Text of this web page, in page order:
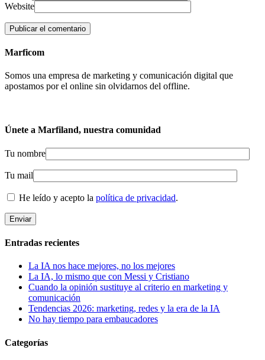
Website
Marficom
Somos una empresa de marketing y comunicación digital que
apostamos por el online sin olvidarnos del offline.
Únete a Marfiland, nuestra comunidad
Tu nombre
Tu mail
He leído y acepto la política de privacidad.
Entradas recientes
La IA nos hace mejores, no los mejores
La IA, lo mismo que con Messi y Cristiano
Cuando la opinión sustituye al criterio en marketing y
comunicación
Tendencias 2026: marketing, redes y la era de la IA
No hay tiempo para embaucadores
Categorías